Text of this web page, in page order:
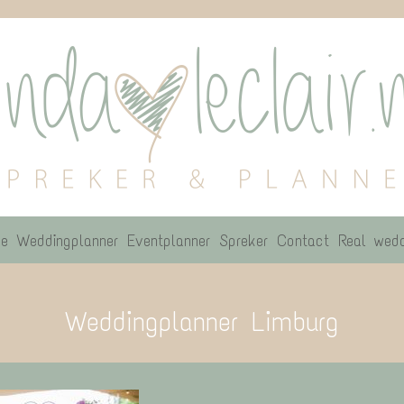
Weddingplanner Eventplanner Spreker Contact Real
Weddingplanner Limburg